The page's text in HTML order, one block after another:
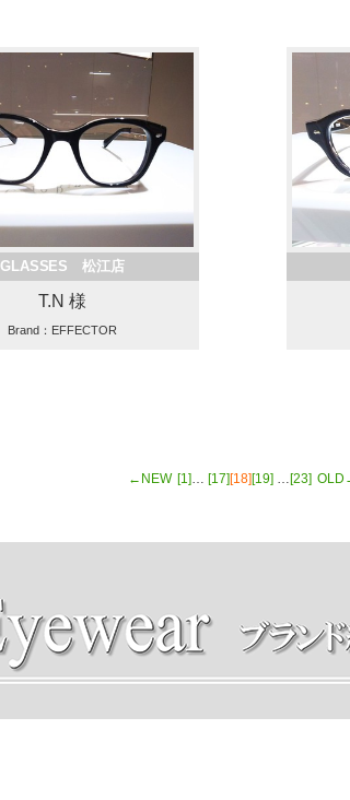
GLASSES 松江店
T.N 様
Brand：EFFECTOR
←NEW [1]… [17][18][19] …[23]